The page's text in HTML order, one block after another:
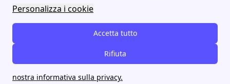
Personalizza i cookie
Accetta tutto
Rifiuta
nostra informativa sulla privacy.
Table of Contents
1. Informazioni generali
2. Dati raccolti